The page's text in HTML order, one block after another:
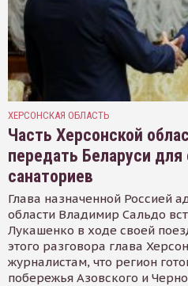
ХЕРСОНСКАЯ ОБЛАСТЬ
Часть Херсонской
передать Беларуси для
санаториев
Глава назначенной Россией
области Владимир Сальдо
Лукашенко в ходе своей
этого разговора глава
журналистам, что регион
побережья Азовского и